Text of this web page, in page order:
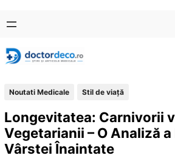
conținut
content
Noutati Medicale Stil de viaţă
Longevitatea: Carnivorii
Vegetarianii – O Analiză
Vârstei Înaintate